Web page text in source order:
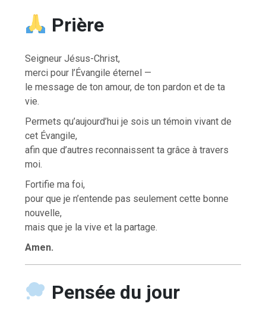
Prière
Seigneur Jésus-Christ,
merci pour l’Évangile éternel —
le message de ton amour, de ton pardon et de ta
vie.
Permets qu’aujourd’hui je sois un témoin vivant de
cet Évangile,
afin que d’autres reconnaissent ta grâce à travers
moi.
Fortifie ma foi,
pour que je n’entende pas seulement cette bonne
nouvelle,
mais que je la vive et la partage.
Amen.
Pensée du jour